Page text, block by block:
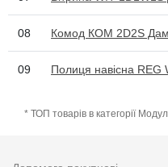
08 Комод КОМ 2D2S
09 Полиця навісна
* ТОП товарів в категорії